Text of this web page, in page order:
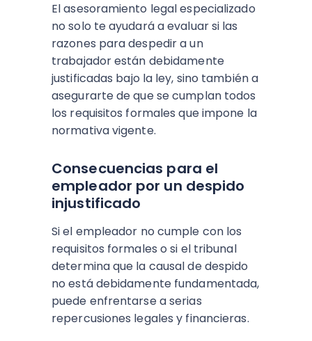
El asesoramiento legal especializado
no solo te ayudará a evaluar si las
razones para despedir a un
trabajador están debidamente
justificadas bajo la ley, sino también a
asegurarte de que se cumplan todos
los requisitos formales que impone la
normativa vigente.
Consecuencias para el
empleador por un despido
injustificado
Si el empleador no cumple con los
requisitos formales o si el tribunal
determina que la causal de despido
no está debidamente fundamentada,
puede enfrentarse a serias
repercusiones legales y financieras.